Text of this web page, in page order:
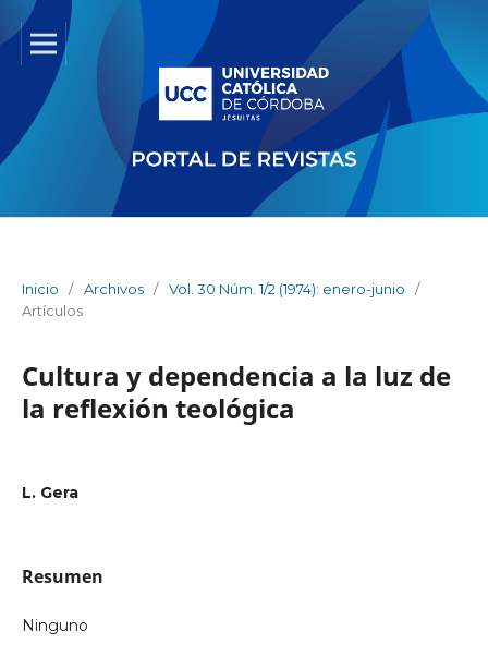
Inicio / Archivos / Vol. 30 Núm. 1/2 (1974): enero-junio
/
Artículos
Cultura y dependencia a la luz de
la reflexión teológica
L. Gera
Resumen
Ninguno